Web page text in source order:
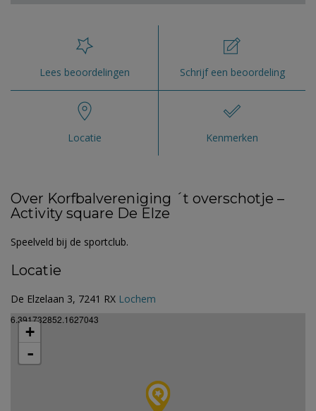
Lees beoordelingen Schrijf een beoordeling
Locatie Kenmerken
Over Korfbalvereniging ´t overschotje –
Activity square De Elze
Speelveld bij de sportclub.
Locatie
De Elzelaan 3, 7241 RX Lochem
6.391732852.1627043
+
-